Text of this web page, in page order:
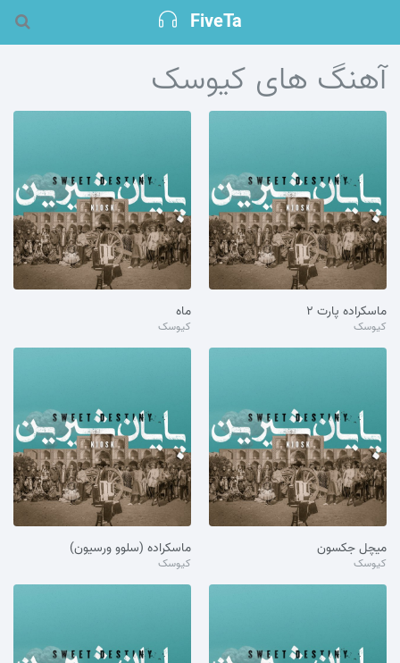
FiveTa
آهنگ های کیوسک
ماسکراده پارت ۲
کیوسک
ماه
کیوسک
میچل جکسون
کیوسک
ماسکراده (سلوو ورسیون)
کیوسک